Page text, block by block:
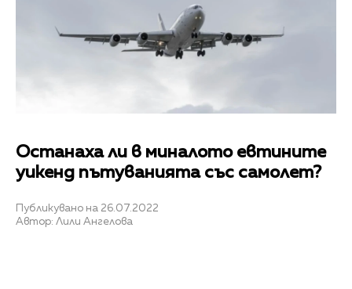
Останаха ли в миналото евтините
уикенд пътуванията със самолет?
Публикувано на 26.07.2022
Автор: Лили Ангелова